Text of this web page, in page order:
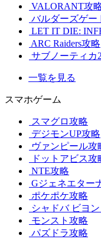
VALORANT攻
バルダーズゲー
LET IT DIE:
ARC Raiders攻略
サブノーティカ
一覧を見る
スマホゲーム
スマグロ攻略
デジモンUP攻略
ヴァンピール攻
ドットアビス攻
NTE攻略
Gジェネエター
ポケポケ攻略
シャドバ ビヨ
モンスト攻略
パズドラ攻略